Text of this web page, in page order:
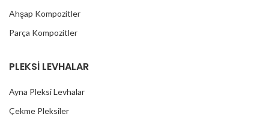
Ahşap Kompozitler
Parça Kompozitler
PLEKSİ LEVHALAR
Ayna Pleksi Levhalar
Çekme Pleksiler